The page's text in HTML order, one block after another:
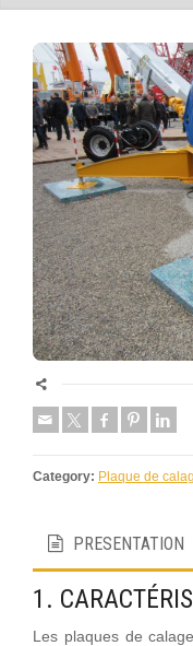
Category: Plaque de
PRESENTATION
1.
Les plaques de